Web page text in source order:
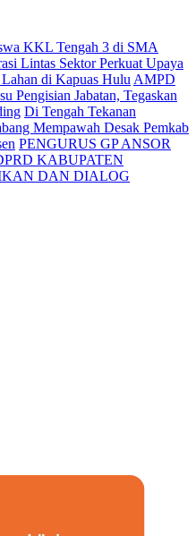
KKL Tengah 3 di SMA
Lintas Sektor Perkuat Upaya
di Kapuas Hulu AMPD
Pengisian Jabatan, Tegaskan
Di Tengah Tekanan
Mempawah Desak Pemkab
PENGURUS GP ANSOR
KABUPATEN
DAN DIALOG